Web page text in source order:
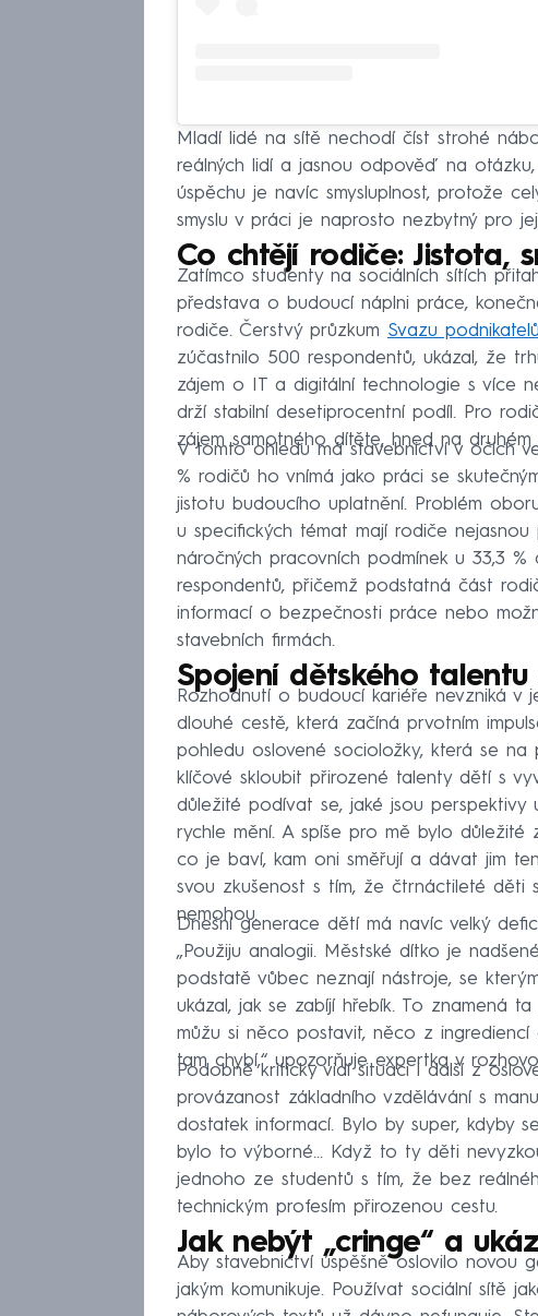
Mladí lidé na sítě nechodí číst strohé
reálných lidí a jasnou odpověď na
úspěchu je navíc smysluplnost, protože
smyslu v práci je naprosto nezbytný pro
Co chtějí rodiče: Jistota,
Zatímco studenty na sociálních sítích
představa o budoucí náplni práce,
rodiče. Čerstvý průzkum Svazu
zúčastnilo 500 respondentů, ukázal, že
zájem o IT a digitální technologie s více
drží stabilní desetiprocentní podíl. Pro
zájem samotného dítěte, hned na
V tomto ohledu má stavebnictví v očích
% rodičů ho vnímá jako práci se
jistotu budoucího uplatnění. Problém
u specifických témat mají rodiče
náročných pracovních podmínek u 33,3
respondentů, přičemž podstatná část
informací o bezpečnosti práce nebo
stavebních firmách.
Spojení dětského
Rozhodnutí o budoucí kariéře nevzniká v
dlouhé cestě, která začíná prvotním
pohledu oslovené socioložky, která se
klíčové skloubit přirozené talenty dětí s
důležité podívat se, jaké jsou
rychle mění. A spíše pro mě bylo
co je baví, kam oni směřují a dávat jim
svou zkušenost s tím, že čtrnáctileté děti
nemohou.
Dnešní generace dětí má navíc velký
„Použiju analogii. Městské dítko je
podstatě vůbec neznají nástroje, se
ukázal, jak se zabíjí hřebík. To znamená
můžu si něco postavit, něco z
tam chybí,“ upozorňuje expertka v
Podobně kriticky vidí situaci i další z
provázanost základního vzdělávání s
dostatek informací. Bylo by super, kdyby
bylo to výborné... Když to ty děti
jednoho ze studentů s tím, že bez
technickým profesím přirozenou cestu.
Jak nebýt „cringe“ a
Aby stavebnictví úspěšně oslovilo novou
jakým komunikuje. Používat sociální sítě